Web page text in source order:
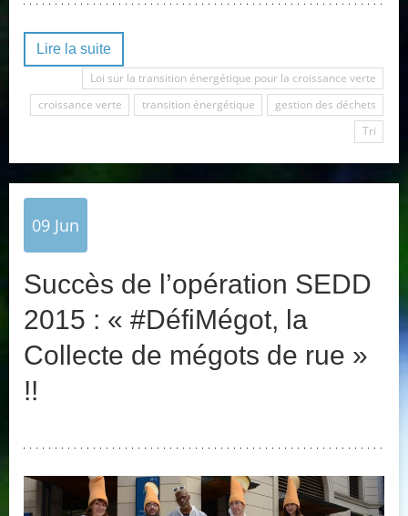
Lire la suite
Loi sur la transition énergétique pour la croissance verte
croissance verte
transition énergétique
gestion des déchets
Tri
09 Jun
Succès de l’opération SEDD
2015 : « #DéfiMégot, la
Collecte de mégots de rue »
!!